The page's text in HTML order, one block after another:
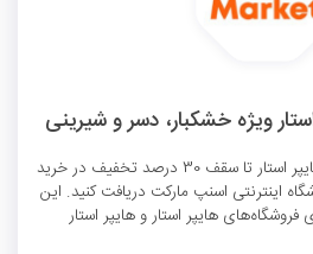
استار
تا سقف 30 درصد تخفیف در خرید
اینترنتی اسنپ مارکت دریافت کنید. این
فروشگاه‌های هایپر استار و هایپر استار